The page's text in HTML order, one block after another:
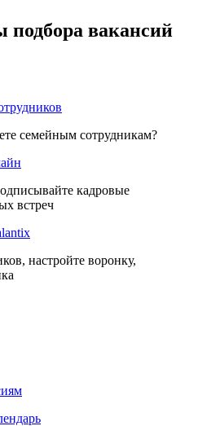
вакансий
семейным сотрудникам?
кадровые
встреч
настройте воронку,